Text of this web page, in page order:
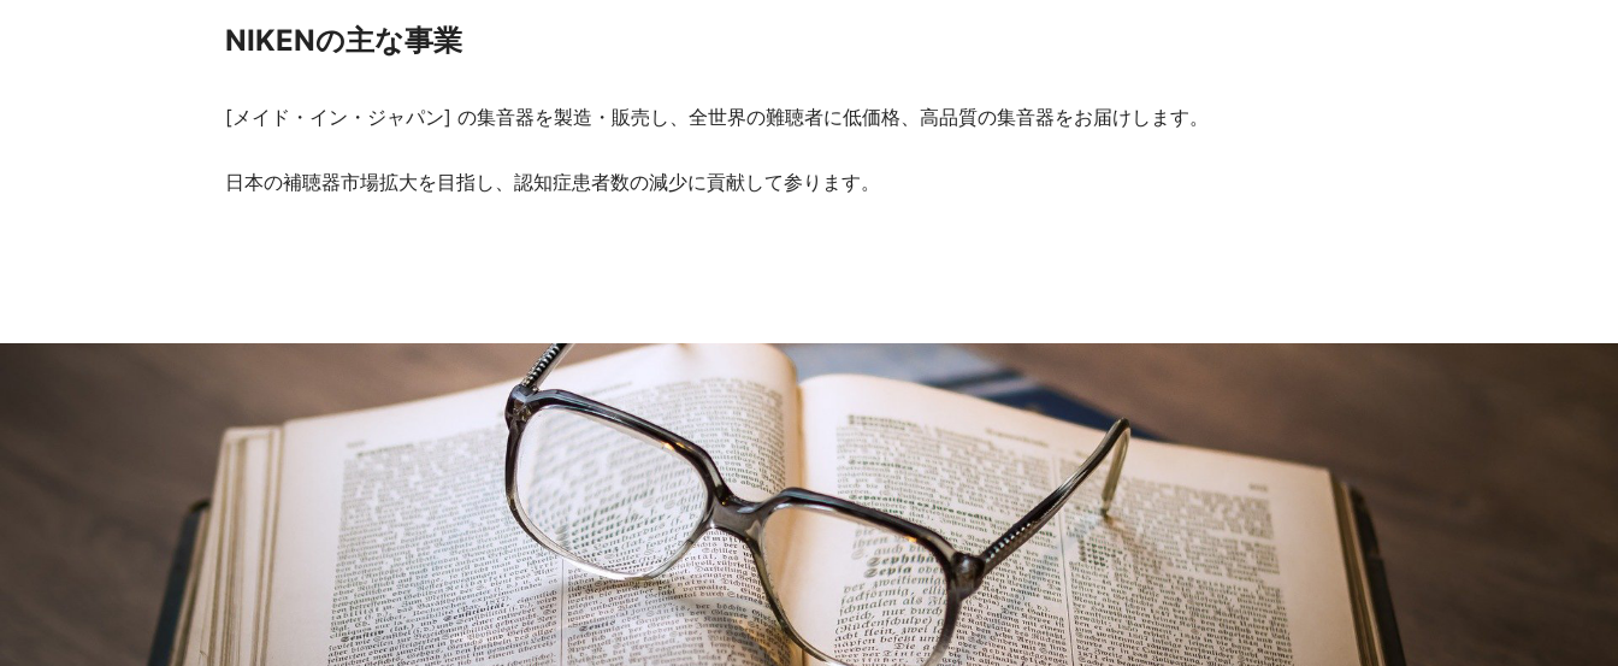
NIKENの主な事業
[メイド・イン・ジャパン] の集音器を製造・販売し、全世界の難聴者に低価格、高品質の集音器をお届けします。
日本の補聴器市場拡大を目指し、認知症患者数の減少に貢献して参ります。